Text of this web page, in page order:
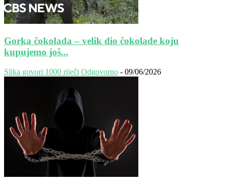
Gorka čokolada – velik dio čokolade koju
kupujemo još...
Slika govori 1000 riječi Odgovorno - 09/06/2026